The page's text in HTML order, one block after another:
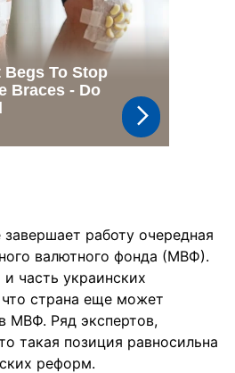
завершает работу очередная
валютного фонда (МВФ).
часть украинских
страна еще может
МВФ. Ряд экспертов,
такая позиция равносильна
реформ.